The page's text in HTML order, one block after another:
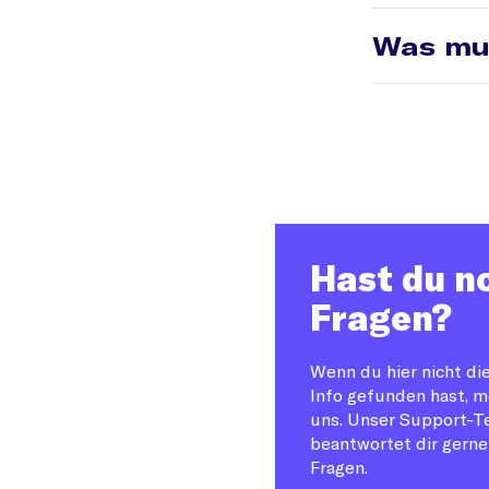
Bitte beachte,
Was
der Prüfung
Hast du
Fragen?
Wenn du hier nicht
Info gefunden hast,
uns. Unser Support-
beantwortet dir
Fragen.